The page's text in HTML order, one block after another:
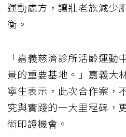
運動處方，讓壯老族減少
衡。
「嘉義慈濟診所活齡運動
景的重要基地。」嘉義大
寧生表示，此次合作案，
究與實踐的一大里程碑，
術印證機會。